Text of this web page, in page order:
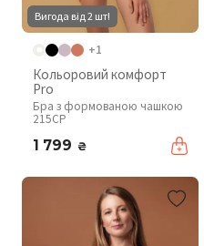
Вигода від 2 шт!
+1
Кольоровий комфорт
Pro
Бра з формованою чашкою
215CP
1 799 ₴